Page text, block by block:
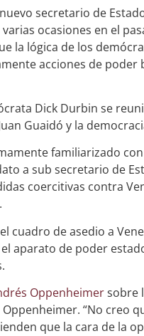
secretario de
ocasiones en el
la lógica de los
acciones de
Dick Durbin se
Guaidó y la
familiarizado
a sub secretario de
coercitivas contra
cuadro de asedio a
aparato de poder
Oppenheimersobre
Oppenheimer. “No creo
que la cara de la